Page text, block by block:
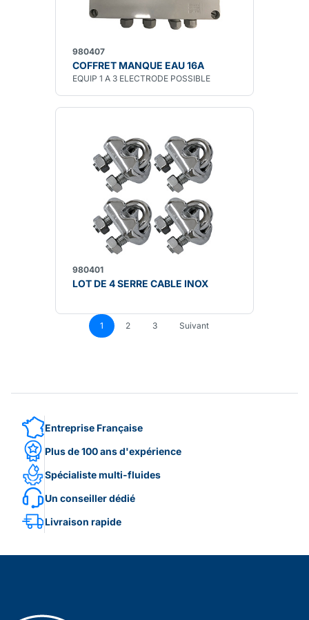
980407
COFFRET MANQUE EAU 16A
EQUIP 1 A 3 ELECTRODE POSSIBLE
980401
LOT DE 4 SERRE CABLE INOX
1 2 3 Suivant
Entreprise Française
Plus de 100 ans d'expérience
Spécialiste multi-fluides
Un conseiller dédié
Livraison rapide